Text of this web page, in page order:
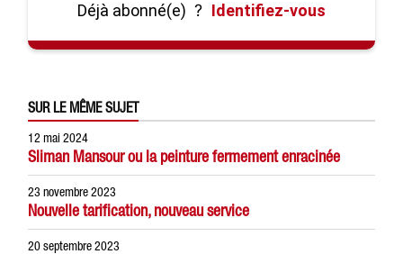
Déjà abonné(e) ? Identifiez-vous
SUR LE MÊME SUJET
12 mai 2024
Sliman Mansour ou la peinture fermement enracinée
23 novembre 2023
Nouvelle tarification, nouveau service
20 septembre 2023